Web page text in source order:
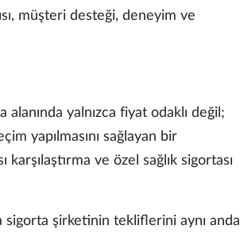
müşteri desteği, deneyim ve
alanında yalnızca fiyat odaklı değil;
yapılmasını sağlayan bir
karşılaştırma ve özel sağlık sigortası
sigorta şirketinin tekliflerini aynı anda